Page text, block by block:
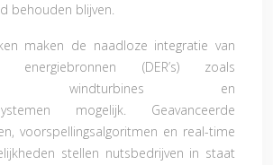
behouden blijven.
maken de naadloze integratie van
energiebronnen (DER’s) zoals
windturbines en
mogelijk. Geavanceerde
voorspellingsalgoritmen en real-time
stellen nutsbedrijven in staat